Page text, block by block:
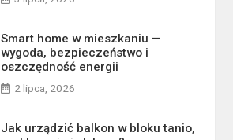
Smart home w mieszkaniu —
wygoda, bezpieczeństwo i
oszczędność energii
2 lipca, 2026
Jak urządzić balkon w bloku tanio,